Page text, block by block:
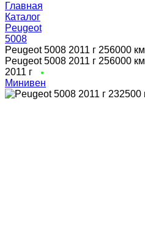
Главная
Каталог
Peugeot
5008
Peugeot 5008 2011 г 256000 км
Peugeot 5008 2011 г 256000 км
2011 г
Минивен